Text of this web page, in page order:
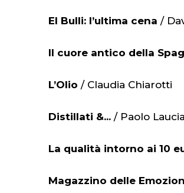
El Bulli: l’ultima cena /
Il cuore antico della
L’Olio / Claudia Chiarotti
Distillati &... / Paolo
La qualità intorno ai 10
Magazzino delle